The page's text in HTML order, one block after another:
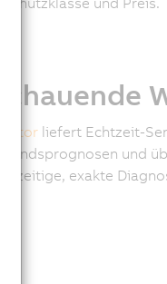
liefert Echtzeit-
und
exakte